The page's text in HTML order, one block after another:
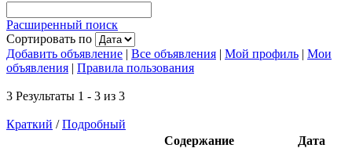
Расширенный поиск
Сортировать по
Добавить объявление | Все объявления | Мой профиль | Мои
объявления | Правила пользования
3 Результаты 1 - 3 из 3
Краткий /Подробный
Содержание
Дата